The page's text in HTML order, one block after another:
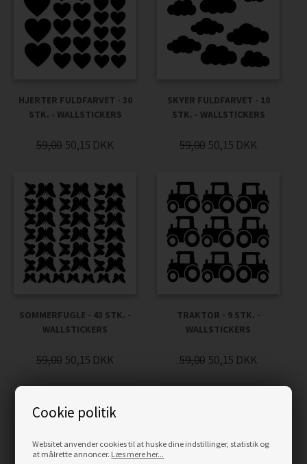
Cookie politik
Websitet anvender cookies til at huske dine indstillinger, statistik og
at målrette annoncer. Læs mere her...
HJERTER FULDFARVET - 30
STK. - WALLSTICKERS
59,00 50,15 DKK
SKYER FULDFARVET - 10
STK. - WALLSTICKERS
59,00 50,15 DKK
SOMMERFUGLE - 43 STK. -
WALLSTICKERS
59,00 50,15 DKK
TRAKTOR - 9 STK. -
WALLSTICKERS
59,00 50,15 DKK